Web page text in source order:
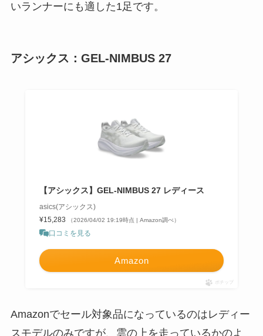
いランナーにも適した1足です。
アシックス：GEL-NIMBUS 27
【アシックス】GEL-NIMBUS 27 レディース
asics(アシックス)
¥15,283
（2026/04/02 19:19時点 | Amazon調べ）
口コミを見る
Amazon
ポチップ
Amazonでセール対象品になっているのはレディー
スモデルのみですが、雲の上を走っているかのよ